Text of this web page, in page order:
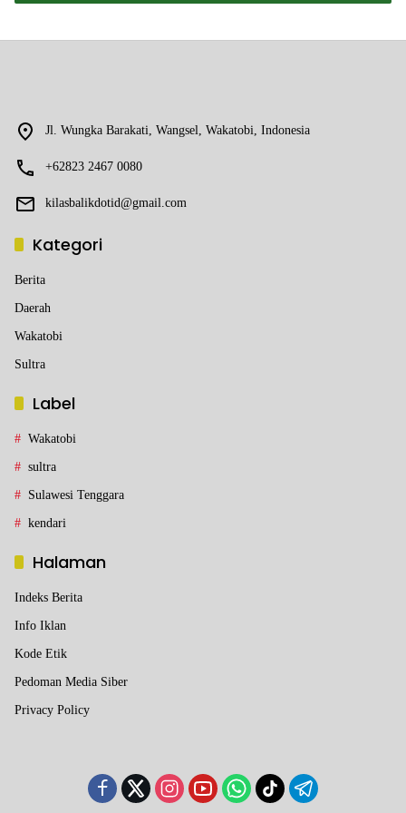
Jl. Wungka Barakati, Wangsel, Wakatobi, Indonesia
+62823 2467 0080
kilasbalikdotid@gmail.com
Kategori
Berita
Daerah
Wakatobi
Sultra
Label
Wakatobi
sultra
Sulawesi Tenggara
kendari
Halaman
Indeks Berita
Info Iklan
Kode Etik
Pedoman Media Siber
Privacy Policy